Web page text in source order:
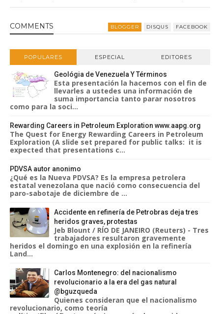
COMMENTS BLOGGER DISQUS FACEBOOK
POPULARES ESPECIAL EDITORES
Geológia de Venezuela Y Términos
Esta presentación la hacemos con el fin de
llevarles a ustedes una información de
suma importancia tanto parar nosotros
como para la soci...
Rewarding Careers in Petroleum Exploration www.aapg.org
The Quest for Energy Rewarding Careers in Petroleum
Exploration (A slide set prepared for public talks: it is
expected that presentations c...
PDVSA autor anonimo
¿Qué es la Nueva PDVSA? Es la empresa petrolera
estatal venezolana que nació como consecuencia del
paro-sabotaje de diciembre de ...
Accidente en refinería de Petrobras deja tres
heridos graves, protestas
Jeb Blount / RÍO DE JANEIRO (Reuters) - Tres
trabajadores resultaron gravemente
heridos el domingo en una explosión en la refinería
Land...
Carlos Montenegro: del nacionalismo
revolucionario a la era del gas natural
@bguzqueda
Quienes consideran que el nacionalismo
revolucionario, como teoría